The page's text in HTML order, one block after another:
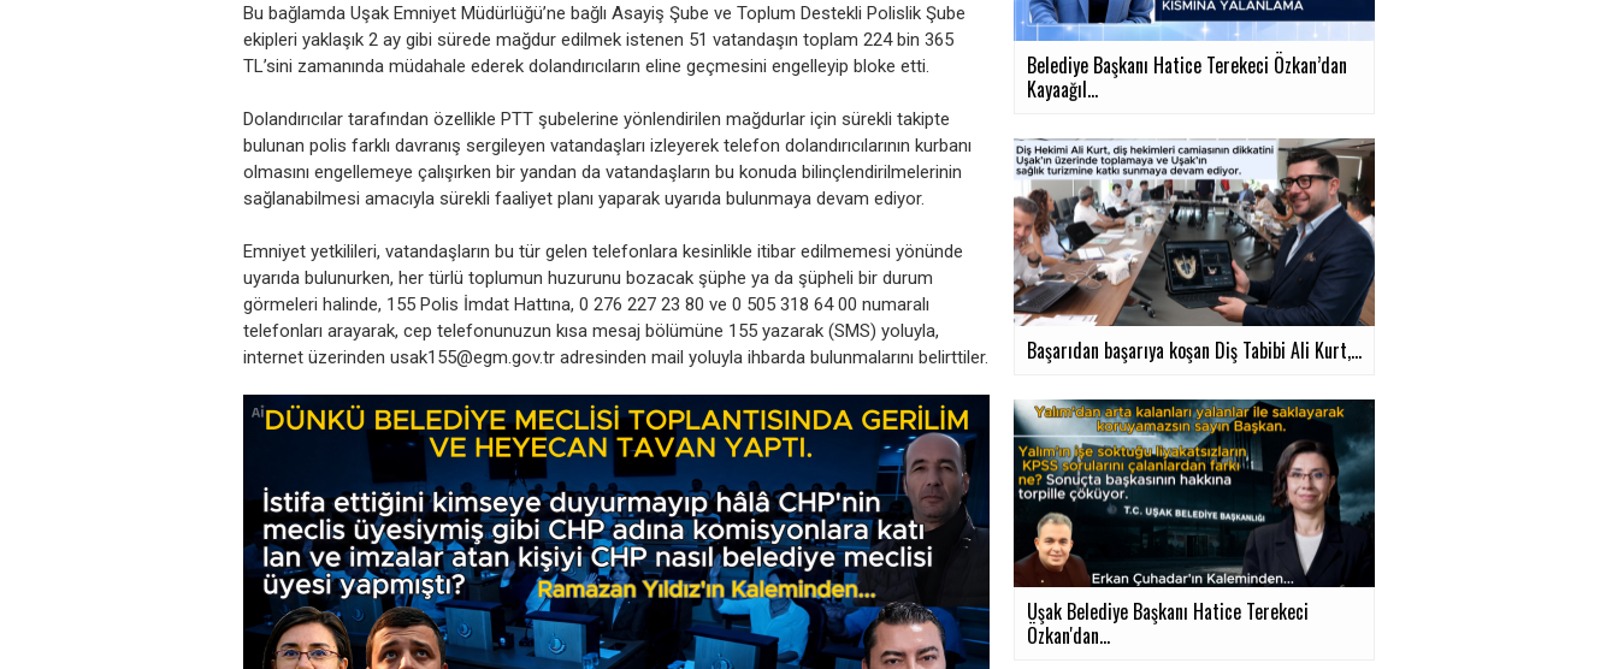
Bu bağlamda Uşak Emniyet Müdürlüğü’ne bağlı Asayiş Şube ve Toplum Destekli Polislik Şube
ekipleri yaklaşık 2 ay gibi sürede mağdur edilmek istenen 51 vatandaşın toplam 224 bin 365
TL’sini zamanında müdahale ederek dolandırıcıların eline geçmesini engelleyip bloke etti.
Dolandırıcılar tarafından özellikle PTT şubelerine yönlendirilen mağdurlar için sürekli takipte
bulunan polis farklı davranış sergileyen vatandaşları izleyerek telefon dolandırıcılarının kurbanı
olmasını engellemeye çalışırken bir yandan da vatandaşların bu konuda bilinçlendirilmelerinin
sağlanabilmesi amacıyla sürekli faaliyet planı yaparak uyarıda bulunmaya devam ediyor.
Emniyet yetkilileri, vatandaşların bu tür gelen telefonlara kesinlikle itibar edilmemesi yönünde
uyarıda bulunurken, her türlü toplumun huzurunu bozacak şüphe ya da şüpheli bir durum
görmeleri halinde, 155 Polis İmdat Hattına, 0 276 227 23 80 ve 0 505 318 64 00 numaralı
telefonları arayarak, cep telefonunuzun kısa mesaj bölümüne 155 yazarak (SMS) yoluyla,
internet üzerinden usak155@egm.gov.tr adresinden mail yoluyla ihbarda bulunmalarını belirttiler.
›
Belediye Başkanı Hatice Terekeci Özkan’dan
Kayaağıl...
Başarıdan başarıya koşan Diş Tabibi Ali Kurt,...
Uşak Belediye Başkanı Hatice Terekeci
Özkan'dan...